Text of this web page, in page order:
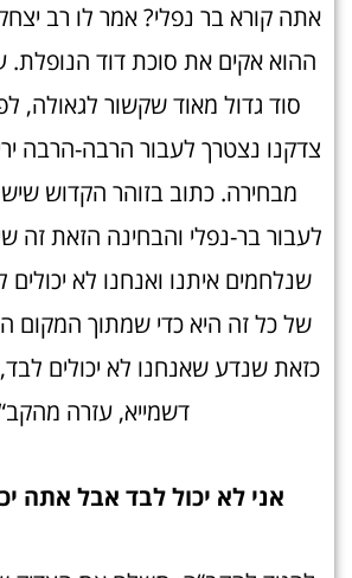
אתה קורא בר נפלי? אמר לו רב
ההוא אקים את סוכת דוד הנופלת.
סוד גדול מאוד שקשור לגאולה,
צדקנו נצטרך לעבור הרבה-הרבה
מבחירה. כתוב בזוהר הקדוש
לעבור בר-נפלי והבחינה הזאת זה
שנלחמים איתנו ואנחנו לא
של כל זה היא כדי שמתוך המקום
כזאת שנדע שאנחנו לא יכולים
דשמייא, עזרה
אני לא יכול לבד אבל אתה